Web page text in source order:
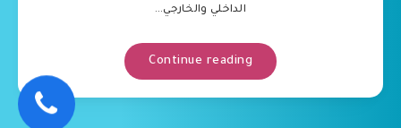
الداخلي والخارجي…
Continue reading